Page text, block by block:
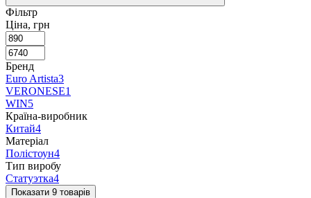
Фільтр
Ціна, грн
Бренд
Euro Artista3
VERONESE1
WIN5
Країна-виробник
Китай4
Матеріал
Полістоун4
Тип виробу
Статуэтка4
Показати 9 товарів